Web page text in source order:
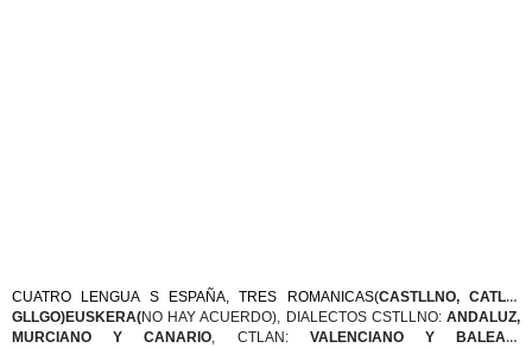
CUATRO LENGUA S ESPAÑA, TRES ROMANICAS(CASTLLNO, CATLN,
GLLGO)EUSKERA(NO HAY ACUERDO), DIALECTOS CSTLLNO: ANDALUZ,
MURCIANO Y CANARIO, CTLAN: VALENCIANO Y BALEAR